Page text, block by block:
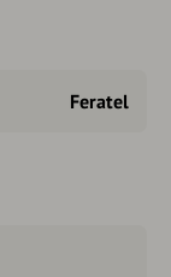
Feratel